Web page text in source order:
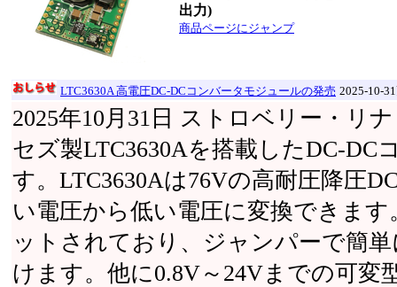
出力)
商品ページにジャンプ
LTC3630A 高電圧DC-DCコンバータモジュールの発売 2025-10-
2025年10月31日 ストロベリー・リ
セズ製LTC3630Aを搭載したDC-DC
す。LTC3630Aは76Vの高耐圧降圧
い電圧から低い電圧に変換できます
ットされており、ジャンパーで簡
けます。他に0.8V～24Vまでの可変